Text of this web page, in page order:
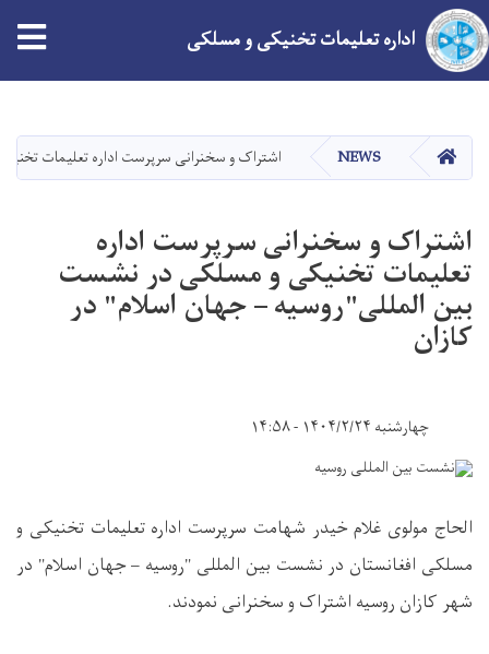
content
اداره تعلیمات تخنیکی و مسلکی
HOME
NEWS اشتراک و سخنرانی سرپرست اداره تعلیمات
اشتراک و سخنرانی سرپرست اداره
تعلیمات تخنیکی و مسلکی در نشست
بین المللی"روسیه – جهان اسلام" در
کازان
چهارشنبه ۱۴۰۴/۲/۲۴ - ۱۴:۵۸
الحاج مولوی غلام خیدر شهامت سرپرست اداره تعلیمات تخنیکی و
مسلکی افغانستان در نشست بین المللی "روسیه – جهان اسلام" در
شهر کازان روسیه اشتراک و سخنرانی نمودند.